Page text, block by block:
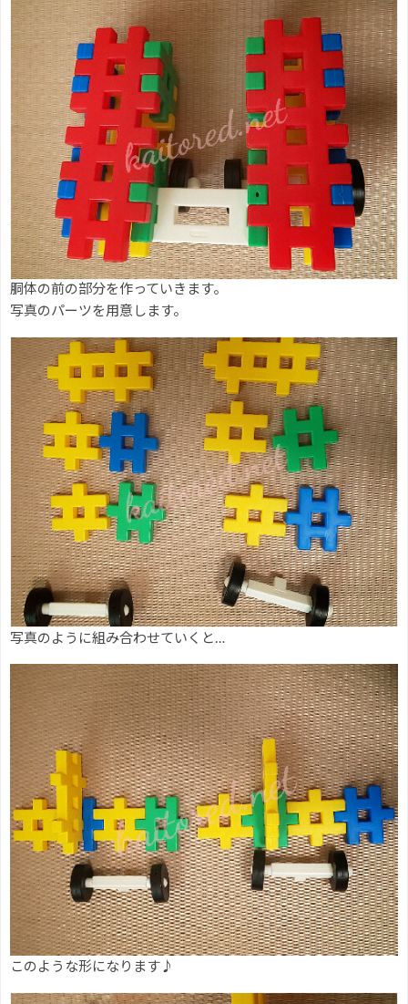
胴体の前の部分を作っていきます。
写真のパーツを用意します。
写真のように組み合わせていくと…
このような形になります♪